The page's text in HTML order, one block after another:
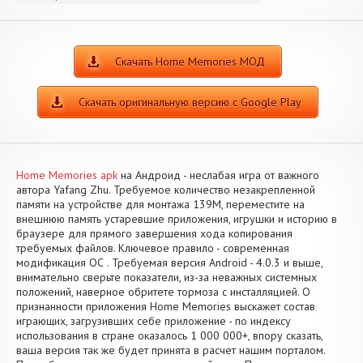
Скачать Home Memories МОД
Скачать оригинальную версию с Google Play
Home Memories apk на Андроид - неслабая игра от важного
автора Yafang Zhu. Требуемое количество незакрепленной
памяти на устройстве для монтажа 139M, переместите на
внешнюю память устаревшие приложения, игрушки и историю в
браузере для прямого завершения хода копирования
требуемых файлов. Ключевое правило - современная
модификация ОС . Требуемая версия Android - 4.0.3 и выше,
внимательно сверьте показатели, из-за неважных системных
положений, наверное обритете тормоза с инсталляцией. О
признанности приложения Home Memories выскажет состав
играющих, загрузивших себе приложение - по индексу
использования в стране оказалось 1 000 000+, впору сказать,
ваша версия так же будет принята в расчет нашим порталом.